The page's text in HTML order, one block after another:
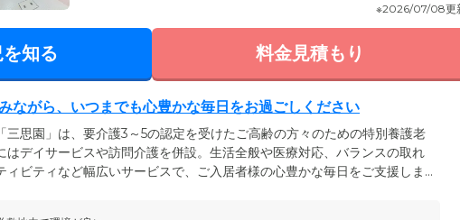
※2026/07/08更
知る 料金見積もり
ながら、いつまでも心豊かな毎日をお過ごしください
三思園」は、要介護3～5の認定を受けたご高齢の方々のための特別養護老
はデイサービスや訪問介護を併設。生活全般や医療対応、バランスの取れ
ィビティなど幅広いサービスで、ご入居者様の心豊かな毎日をご支援しま